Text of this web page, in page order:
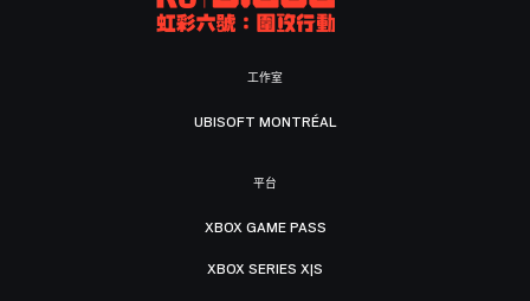
工作室
UBISOFT MONTRÉAL
平台
XBOX GAME PASS
XBOX SERIES X|S